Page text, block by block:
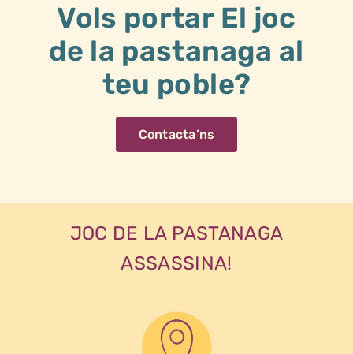
Vols portar El joc
de la pastanaga al
teu poble?
Contacta’ns
JOC DE LA PASTANAGA
ASSASSINA!